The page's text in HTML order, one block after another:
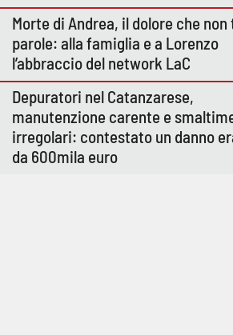
Morte di Andrea, il dolore che non
parole: alla famiglia e a Lorenzo
l’abbraccio del network LaC
Depuratori nel Catanzarese,
manutenzione carente e
irregolari: contestato un danno
da 600mila euro